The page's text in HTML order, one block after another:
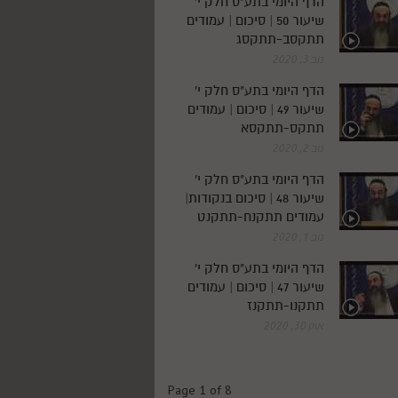
שיעור 50 | סיכום | עמודים
תתקסב-תתקסג
הדף היומי בתע"ס חלק י'
שיעור 49 | סיכום | עמודים
תתקס-תתקסא
הדף היומי בתע"ס חלק י'
שיעור 48 | סיכום בנקודות|
עמודים תתקנח-תתקנט
הדף היומי בתע"ס חלק י'
שיעור 47 | סיכום | עמודים
תתקנו-תתקנז
Page 1 of 8